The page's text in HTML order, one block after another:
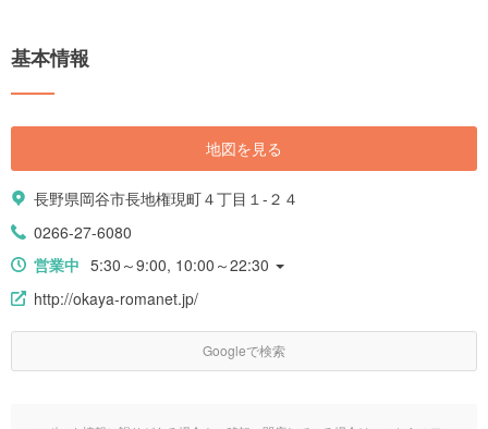
基本情報
地図を見る
長野県岡谷市長地権現町４丁目１-２４
0266-27-6080
営業中 5:30～9:00, 10:00～22:30
http://okaya-romanet.jp/
Googleで検索